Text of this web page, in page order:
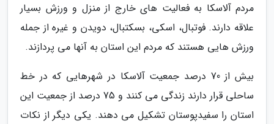
مردم آلاسکا به فعالیت های خارج از منزل و ورزش بسیار
علاقه دارند. فوتبال، اسکی، بسکتبال، دویدن و غیره از جمله
ورزش هایی هستند که مردم این استان به آنها می پردازند.
بیش از 70 درصد جمعیت آلاسکا در شهرهایی که در خط
ساحلی قرار دارند زندگی می کنند و 75 درصد از جمعیت این
استان را سفیدپوستان تشکیل می دهند. یکی دیگر از نکات